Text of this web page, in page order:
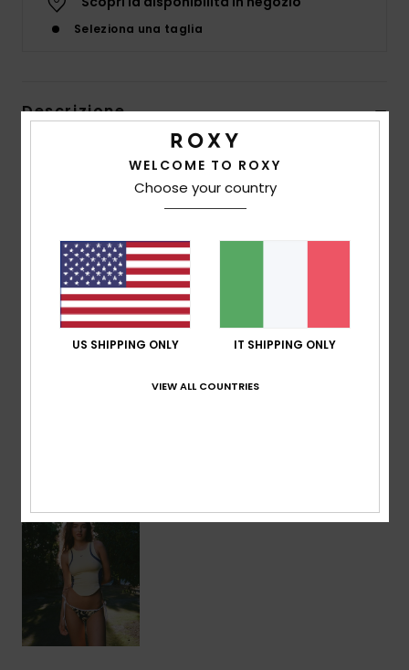
Calzature
Seleziona una taglia
Descrizione
Lo slip bikini a triangolo con laccetti laterali Kauai,
caratterizzato da una stampa hawaiana nei toni Navy e
Lemonade, è progettato per essere allacciato in
Sbarazzino e minimalista, è fatto per le giornate baciate
dal sole.
Dettagli & caratteristiche
Spedizioni e Resi
WELCOME TO ROXY
Choose your country
US SHIPPING ONLY IT SHIPPING ONLY
VIEW ALL COUNTRIES